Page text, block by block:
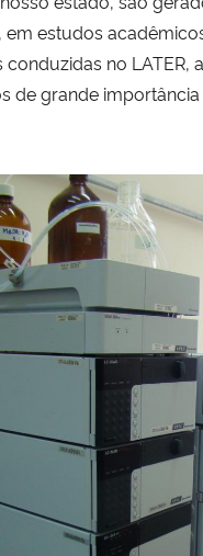
em estudos
no LATER,
grande